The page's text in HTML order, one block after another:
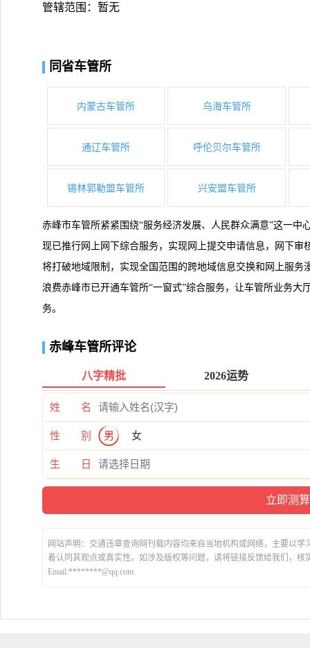
管辖范围：暂无
同省车管所
内蒙古车管所 乌海车管所
通辽车管所 呼伦贝尔车管所
锡林郭勒盟车管所 兴安盟车管所
赤峰市车管所紧紧围绕“服务经济发展、人民群众满意”这一
现已推行网上网下综合服务，实现网上提交申请信息，网下
将打破地域限制，实现全国范围的跨地域信息交换和网上服
浪费赤峰市已开通车管所“一窗式”综合服务，让车管所业务
务。
赤峰车管所评论
八字精批 2026运势
姓 名
性 别 男 女
生 日
网站声明：交通违章查询网刊载内容均来自当地机构或网络，主要以
着认同其观点或真实性。如涉及版权等问题，请将链接反馈给我们，核
Email:********@qq.com